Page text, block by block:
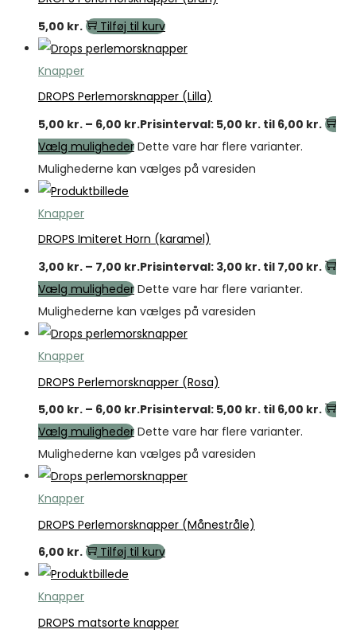
5,00 kr. Tilføj til kurv
Knapper
DROPS Perlemorsknapper (Lilla)
5,00 kr. – 6,00 kr.Prisinterval: 5,00 kr. til 6,00 kr.
Vælg muligheder Dette vare har flere varianter.
Mulighederne kan vælges på varesiden
Knapper
DROPS Imiteret Horn (karamel)
3,00 kr. – 7,00 kr.Prisinterval: 3,00 kr. til 7,00 kr.
Vælg muligheder Dette vare har flere varianter.
Mulighederne kan vælges på varesiden
Knapper
DROPS Perlemorsknapper (Rosa)
5,00 kr. – 6,00 kr.Prisinterval: 5,00 kr. til 6,00 kr.
Vælg muligheder Dette vare har flere varianter.
Mulighederne kan vælges på varesiden
Knapper
DROPS Perlemorsknapper (Månestråle)
6,00 kr. Tilføj til kurv
Knapper
DROPS matsorte knapper